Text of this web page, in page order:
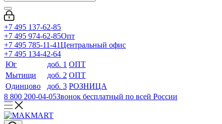
+7 495 137-62-85
+7 495 974-62-85Опт
+7 495 785-11-41Центральный офис
+7 495 134-42-64
Юг
доб. 1 ОПТ
Мытищи
доб. 2 ОПТ
Одинцово
доб. 3 РОЗНИЦА
8 800 200-04-05Звонок бесплатный по всей России